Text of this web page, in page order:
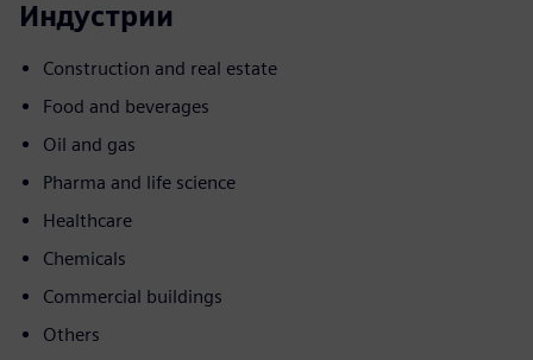
Индустрии
Construction and real estate
Food and beverages
Oil and gas
Pharma and life science
Healthcare
Chemicals
Commercial buildings
Others